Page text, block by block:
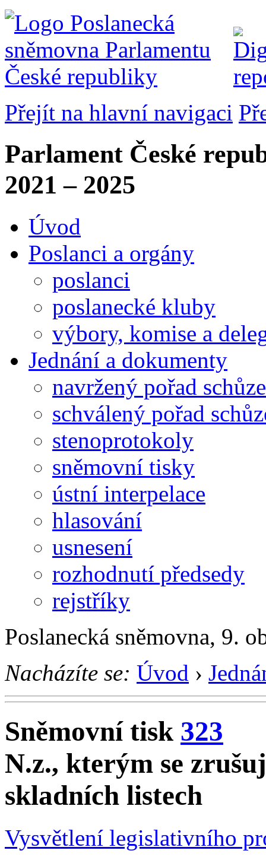
Přejít na hlavní navigaci
Parlament České
2021 – 2025
Úvod
Poslanci a orgány
poslanci
poslanecké kluby
výbory, komise a
Jednání a dokumenty
navržený pořad schůze
schválený pořad
stenoprotokoly
sněmovní tisky
ústní interpelace
hlasování
usnesení
rozhodnutí předsedy
rejstříky
Poslanecká sněmovna, 9.
Nacházíte se: Úvod ›
Sněmovní tisk 323
N.z., kterým se
skladních listech
Vysvětlení legislativního